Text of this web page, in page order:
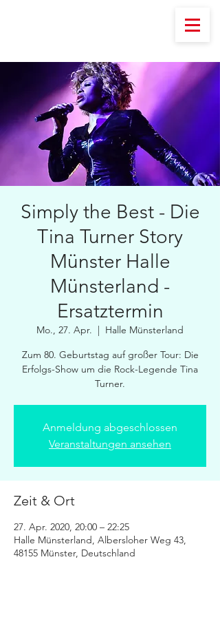
Simply the Best - Die
Tina Turner Story
Münster Halle
Münsterland -
Ersatztermin
Mo., 27. Apr.
  |
Halle Münsterland
Zum 80. Geburtstag auf großer Tour: Die
Erfolgs-Show um die Rock-Legende Tina
Turner.
Anmeldung abgeschlossen
Veranstaltungen ansehen
Zeit & Ort
27. Apr. 2020, 20:00 – 22:25
Halle Münsterland, Albersloher Weg 43,
48155 Münster, Deutschland